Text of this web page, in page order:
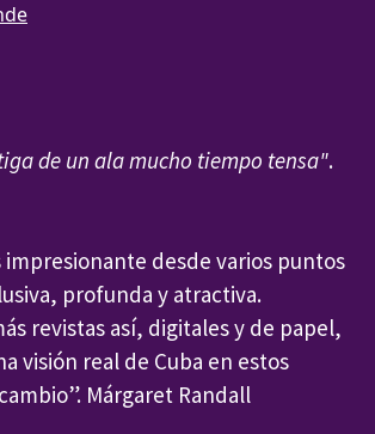
de un ala mucho tiempo tensa".
impresionante desde varios puntos
profunda y atractiva.
revistas así, digitales y de papel,
visión real de Cuba en estos
Márgaret Randall